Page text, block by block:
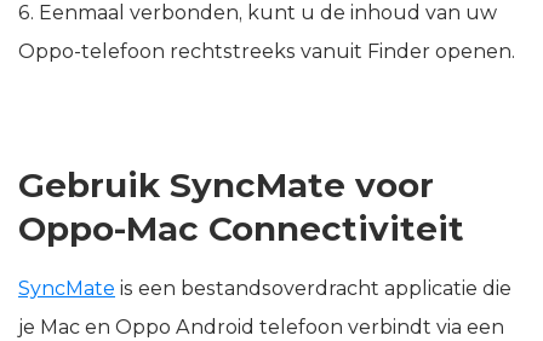
6. Eenmaal verbonden, kunt u de inhoud van uw
Oppo-telefoon rechtstreeks vanuit Finder openen.
Gebruik SyncMate voor
Oppo-Mac Connectiviteit
SyncMate is een bestandsoverdracht applicatie die
je Mac en Oppo Android telefoon verbindt via een